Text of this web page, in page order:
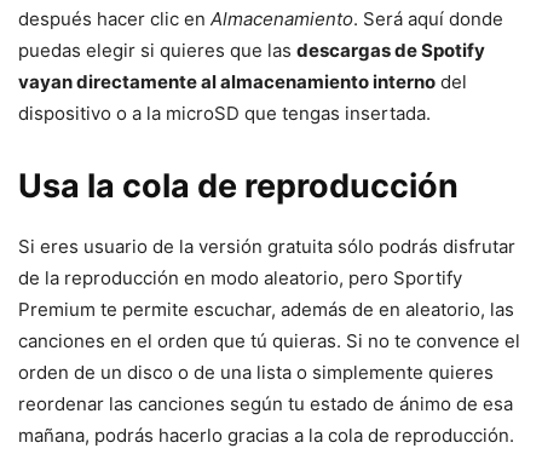
después hacer clic en Almacenamiento. Será aquí donde
puedas elegir si quieres que las descargas de Spotify
vayan directamente al almacenamiento interno del
dispositivo o a la microSD que tengas insertada.
Usa la cola de reproducción
Si eres usuario de la versión gratuita sólo podrás disfrutar
de la reproducción en modo aleatorio, pero Sportify
Premium te permite escuchar, además de en aleatorio, las
canciones en el orden que tú quieras. Si no te convence el
orden de un disco o de una lista o simplemente quieres
reordenar las canciones según tu estado de ánimo de esa
mañana, podrás hacerlo gracias a la cola de reproducción.